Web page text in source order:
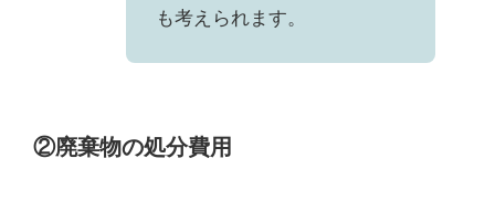
も考えられます。
②廃棄物の処分費用